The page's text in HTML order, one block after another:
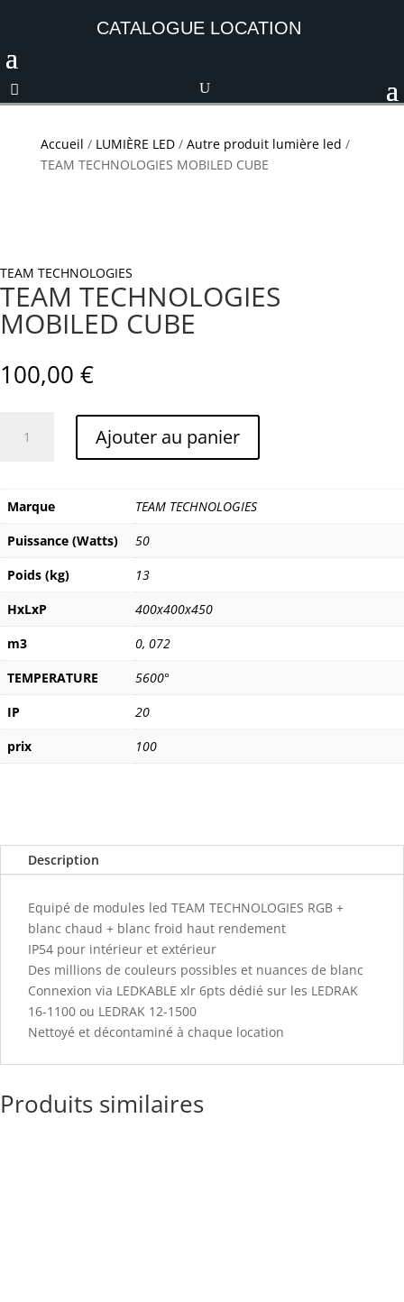
CATALOGUE LOCATION
Accueil / LUMIÈRE LED/ Autre produit lumière led /
TEAM TECHNOLOGIES MOBILED CUBE
TEAM TECHNOLOGIES
TEAM TECHNOLOGIES
MOBILED CUBE
100,00 €
MOBILED
CUBE
Ajouter au panier
Marque
TEAM TECHNOLOGIES
Puissance (Watts)
50
Poids (kg)
13
HxLxP
400x400x450
m3
0, 072
TEMPERATURE
5600°
IP
20
prix
100
Description
Equipé de modules led TEAM TECHNOLOGIES RGB +
blanc chaud + blanc froid haut rendement
IP54 pour intérieur et extérieur
Des millions de couleurs possibles et nuances de blanc
Connexion via LEDKABLE xlr 6pts dédié sur les LEDRAK
16-1100 ou LEDRAK 12-1500
Nettoyé et décontaminé à chaque location
Produits similaires